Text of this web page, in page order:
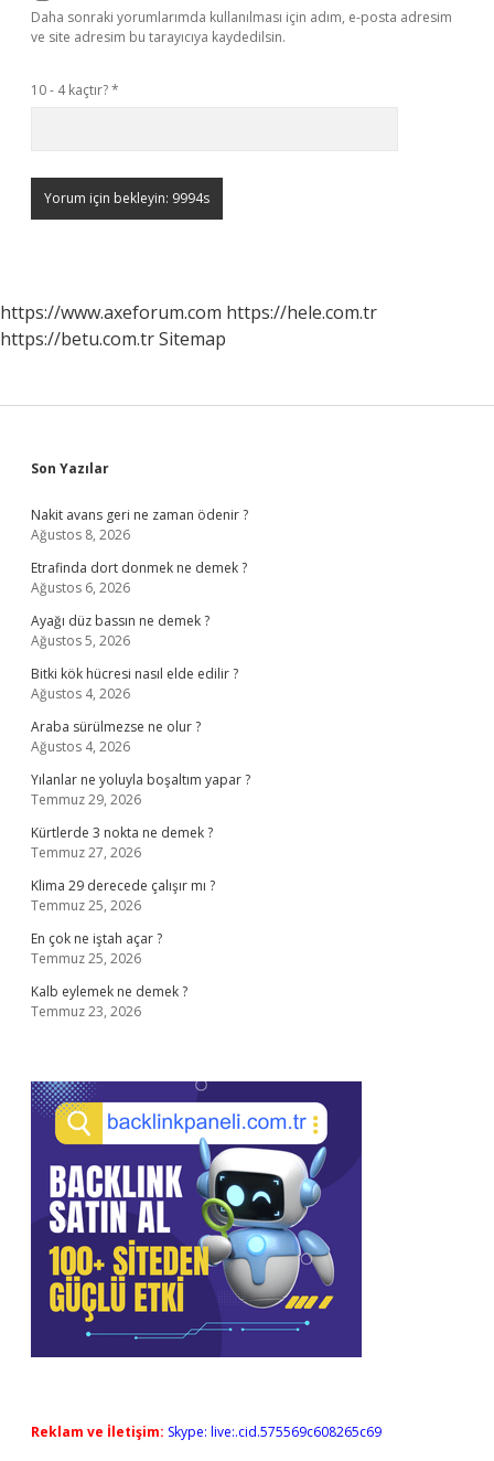
Daha sonraki yorumlarımda kullanılması için adım, e-posta adresim
ve site adresim bu tarayıcıya kaydedilsin.
10 - 4 kaçtır?*
https://www.axeforum.com https://hele.com.tr
https://betu.com.trSitemap
Sidebar
Son Yazılar
Nakit avans geri ne zaman ödenir ?
Ağustos 8, 2026
Etrafinda dort donmek ne demek ?
Ağustos 6, 2026
Ayağı düz bassın ne demek ?
Ağustos 5, 2026
Bitki kök hücresi nasıl elde edilir ?
Ağustos 4, 2026
Araba sürülmezse ne olur ?
Ağustos 4, 2026
Yılanlar ne yoluyla boşaltım yapar ?
Temmuz 29, 2026
Kürtlerde 3 nokta ne demek ?
Temmuz 27, 2026
Klima 29 derecede çalışır mı ?
Temmuz 25, 2026
En çok ne iştah açar ?
Temmuz 25, 2026
Kalb eylemek ne demek ?
Temmuz 23, 2026
Reklam ve İletişim: Skype: live:.cid.575569c608265c69